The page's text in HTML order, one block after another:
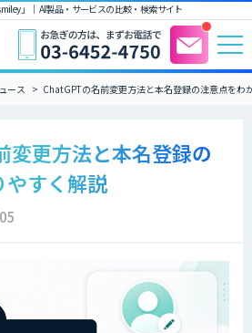
」｜ AI製品・サービスの比較・検索サイト
ース ChatGPTの名前変更方法と本名登録の注意点をわ
変更方法と本名登録の
やすく解説